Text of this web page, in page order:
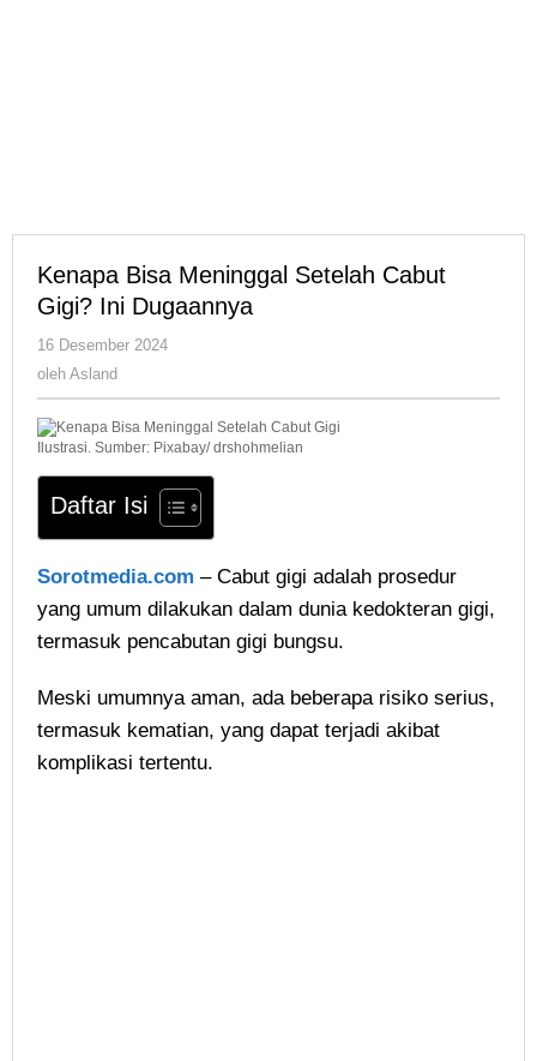
Kenapa Bisa Meninggal Setelah Cabut
Gigi? Ini Dugaannya
16 Desember 2024
oleh Asland
Ilustrasi. Sumber: Pixabay/ drshohmelian
Daftar Isi
Sorotmedia.com – Cabut gigi adalah prosedur
yang umum dilakukan dalam dunia kedokteran gigi,
termasuk pencabutan gigi bungsu.
Meski umumnya aman, ada beberapa risiko serius,
termasuk kematian, yang dapat terjadi akibat
komplikasi tertentu.